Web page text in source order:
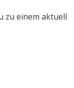
zu einem aktuell